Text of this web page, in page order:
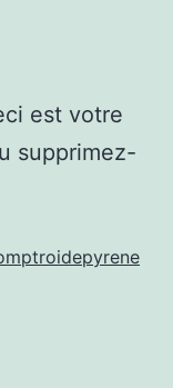
est votre
supprimez-